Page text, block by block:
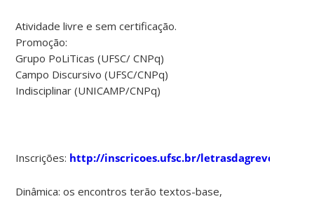
Atividade livre e sem certificação.
Promoção:
Grupo PoLiTicas (UFSC/ CNPq)
Campo Discursivo (UFSC/CNPq)
Indisciplinar (UNICAMP/CNPq)
Inscrições: http://inscricoes.ufsc.br/letrasdagreve
Dinâmica: os encontros terão textos-base,